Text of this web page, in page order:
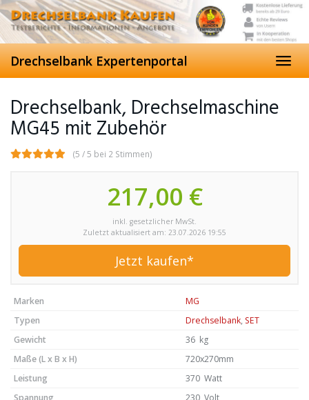
Skip
to
main
content
Drechselbank Expertenportal
Drechselbank, Drechselmaschine
MG45 mit Zubehör
(5 / 5 bei 2 Stimmen)
217,00 €
inkl. gesetzlicher MwSt.
Zuletzt aktualisiert am: 23.07.2026 19:55
Jetzt kaufen*
Marken
MG
Typen
Drechselbank, SET
Gewicht
36 kg
Maße (L x B x H)
720x270mm
Leistung
370 Watt
Spannung
230 Volt